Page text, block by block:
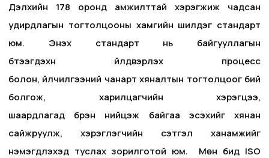
Дэлхийн 178 оронд амжилттай хэрэгжиж чадсан
удирдлагын тогтолцооны хамгийн шилдэг стандарт
юм. Энэхүү стандарт нь байгууллагын
бүтээгдэхүүн үйлдвэрлэх процесс
болон, үйлчилгээний чанарт хяналтын тогтолцоог бий
болгож, харилцагчийн хэрэгцээ,
шаардлагад бүрэн нийцэж байгаа эсэхийг хянан
сайжруулж, хэрэглэгчийн сэтгэл ханамжийг
нэмэгдүүлэхэд туслах зорилготой юм. Мөн бид ISO